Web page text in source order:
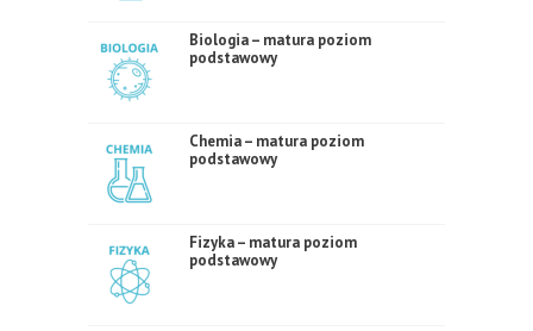
Biologia – matura poziom
podstawowy
Chemia – matura poziom
podstawowy
Fizyka – matura poziom
podstawowy